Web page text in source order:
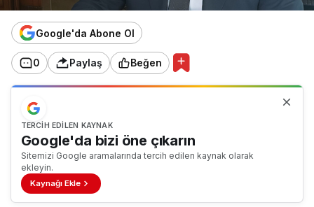
Google'da Abone Ol
0 Paylaş Beğen
TERCIH EDILEN KAYNAK
Google'da bizi öne çıkarın
Sitemizi Google aramalarında tercih edilen kaynak olarak
ekleyin.
Kaynağı Ekle